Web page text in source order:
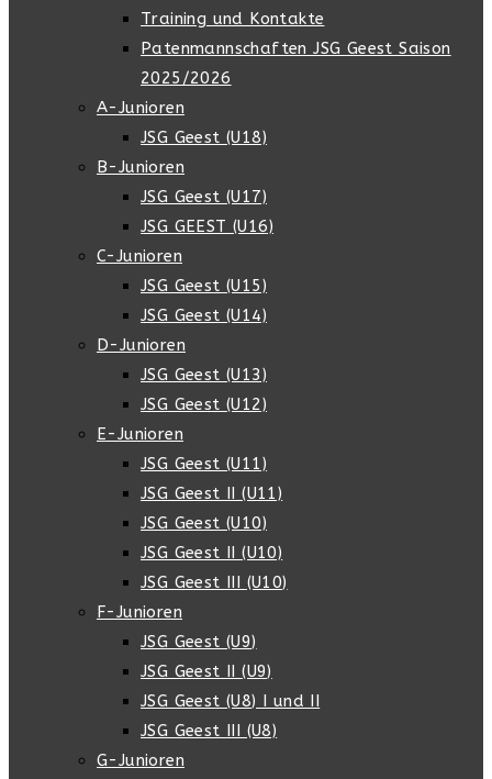
Training und Kontakte
Patenmannschaften JSG Geest Saison
2025/2026
A-Junioren
JSG Geest (U18)
B-Junioren
JSG Geest (U17)
JSG GEEST (U16)
C-Junioren
JSG Geest (U15)
JSG Geest (U14)
D-Junioren
JSG Geest (U13)
JSG Geest (U12)
E-Junioren
JSG Geest (U11)
JSG Geest II (U11)
JSG Geest (U10)
JSG Geest II (U10)
JSG Geest III (U10)
F-Junioren
JSG Geest (U9)
JSG Geest II (U9)
JSG Geest (U8) I und II
JSG Geest III (U8)
G-Junioren